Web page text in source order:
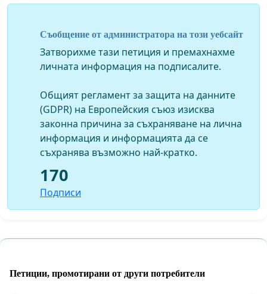
Съобщение от администратора на този уебсайт
Затворихме тази петиция и премахнахме
личната информация на подписалите.
Общият регламент за защита на данните
(GDPR) на Европейския съюз изисква
законна причина за съхраняване на лична
информация и информацията да се
съхранява възможно най-кратко.
170
Подписи
Петиции, промотирани от други потребители